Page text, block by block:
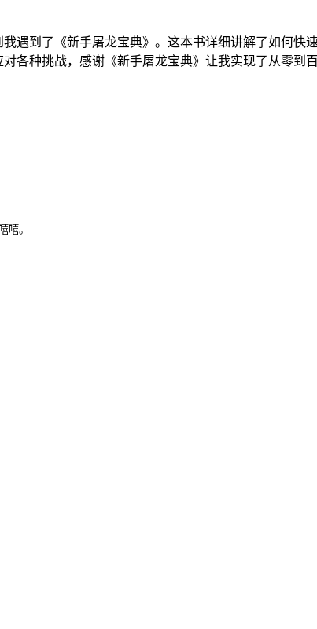
遇到了《新手屠龙宝典》。这本书详细讲解了如何快
各种挑战，感谢《新手屠龙宝典》让我实现了从零到百
嘻。